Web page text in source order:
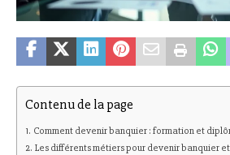
Contenu de la page
Comment devenir banquier : formation et
Les différents métiers pour devenir banquier